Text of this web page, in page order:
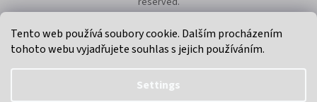
Tento web používá soubory cookie. Dalším procházením
tohoto webu vyjadřujete souhlas s jejich používáním.
Settings
Klikni na super eshop pro cyklisty a bikery.